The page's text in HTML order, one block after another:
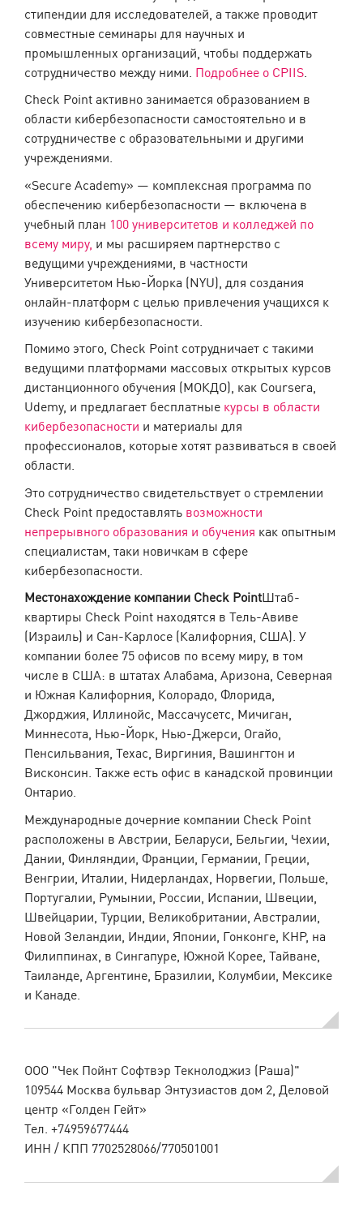
стипендии для исследователей, а также проводит
совместные семинары для научных и
промышленных организаций, чтобы поддержать
сотрудничество между ними. Подробнее о CPIIS
Check Point активно занимается образованием в
области кибербезопасности самостоятельно и в
сотрудничестве с образовательными и другими
учреждениями.
«Secure Academy» — комплексная программа по
обеспечению кибербезопасности — включена в
учебный план 100 университетов и колледжей по
всему миру, и мы расширяем партнерство с
ведущими учреждениями, в частности
Университетом Нью-Йорка (NYU), для создания
онлайн-платформ с целью привлечения учащихся к
изучению кибербезопасности.
Помимо этого, Check Point сотрудничает с такими
ведущими платформами массовых открытых курсов
дистанционного обучения (МОКДО), как Coursera,
Udemy, и предлагает бесплатные курсы в области
кибербезопасности и материалы для
профессионалов, которые хотят развиваться в своей
области.
Это сотрудничество свидетельствует о стремлении
Check Point предоставлять возможности
непрерывного образования и обучения как опытным
специалистам, таки новичкам в сфере
кибербезопасности.
Местонахождение компании Check PointШтаб-
квартиры Check Point находятся в Тель-Авиве
(Израиль) и Сан-Карлосе (Калифорния, США). У
компании более 75 офисов по всему миру, в том
числе в США: в штатах Алабама, Аризона, Северная
и Южная Калифорния, Колорадо, Флорида,
Джорджия, Иллинойс, Массачусетс, Мичиган,
Миннесота, Нью-Йорк, Нью-Джерси, Огайо,
Пенсильвания, Техас, Виргиния, Вашингтон и
Висконсин. Также есть офис в канадской провинции
Онтарио.
Международные дочерние компании Check Point
расположены в Австрии, Беларуси, Бельгии, Чехии,
Дании, Финляндии, Франции, Германии, Греции,
Венгрии, Италии, Нидерландах, Норвегии, Польше,
Португалии, Румынии, России, Испании, Швеции,
Швейцарии, Турции, Великобритании, Австралии,
Новой Зеландии, Индии, Японии, Гонконге, КНР, на
Филиппинах, в Сингапуре, Южной Корее, Тайване,
Таиланде, Аргентине, Бразилии, Колумбии, Мексике
и Канаде.
ООО "Чек Пойнт Софтвэр Текнолоджиз (Раша)"
109544 Москва бульвар Энтузиастов дом 2, Деловой
центр «Голден Гейт»
Тел. +74959677444
ИНН / КПП 7702528066/770501001